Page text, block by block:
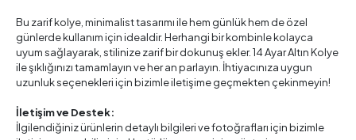
Bu zarif kolye, minimalist tasarımı ile hem günlük hem de özel
günlerde kullanım için idealdir. Herhangi bir kombinle kolayca
uyum sağlayarak, stilinize zarif bir dokunuş ekler. 14 Ayar Altın Kolye
ile şıklığınızı tamamlayın ve her an parlayın. İhtiyacınıza uygun
uzunluk seçenekleri için bizimle iletişime geçmekten çekinmeyin!
İletişim ve Destek:
İlgilendiğiniz ürünlerin detaylı bilgileri ve fotoğrafları için bizimle